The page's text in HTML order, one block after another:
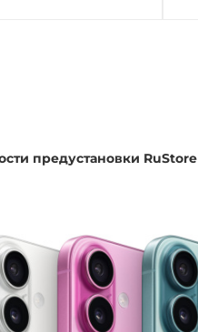
предустановки RuStore